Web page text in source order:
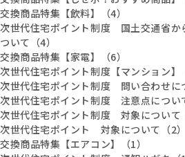
交換商品特集【飲料】（4）
次世代住宅ポイント制度 国土交通省か
ついて（4）
交換商品特集【家電】（6）
次世代住宅ポイント制度【マンション】
次世代住宅ポイント制度 問い合わせに
次世代住宅ポイント制度 注意点につい
次世代住宅ポイント制度 対象について
次世代住宅ポイント 対象について（2）
交換商品特集【エアコン】（1）